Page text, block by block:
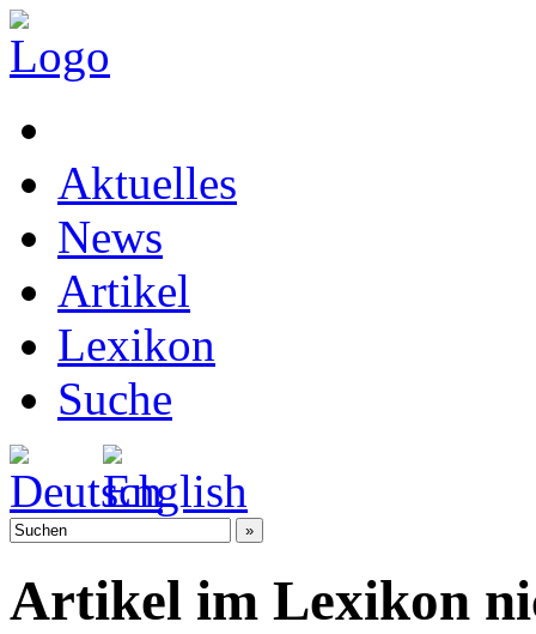
Aktuelles
News
Artikel
Lexikon
Suche
Artikel im Lexikon